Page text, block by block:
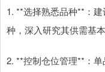
1. **选择熟悉品种**：
种，深入研究其供需基
2. **控制仓位管理**：